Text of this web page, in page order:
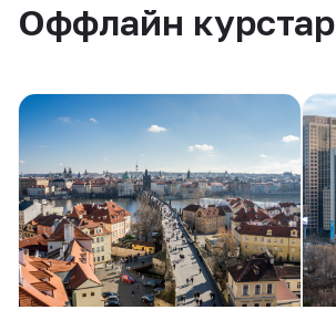
Оффлайн курстар